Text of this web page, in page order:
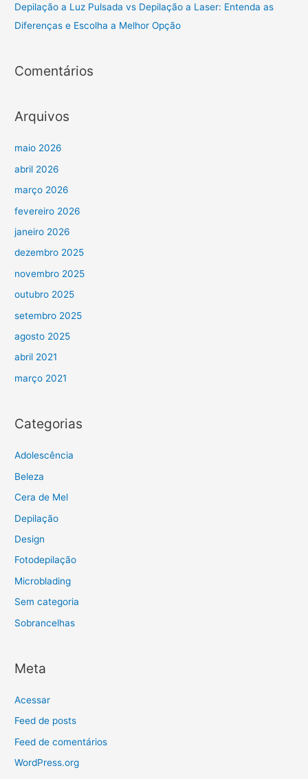
Depilação a Luz Pulsada vs Depilação a Laser: Entenda as
Diferenças e Escolha a Melhor Opção
Comentários
Arquivos
maio 2026
abril 2026
março 2026
fevereiro 2026
janeiro 2026
dezembro 2025
novembro 2025
outubro 2025
setembro 2025
agosto 2025
abril 2021
março 2021
Categorias
Adolescência
Beleza
Cera de Mel
Depilação
Design
Fotodepilação
Microblading
Sem categoria
Sobrancelhas
Meta
Acessar
Feed de posts
Feed de comentários
WordPress.org